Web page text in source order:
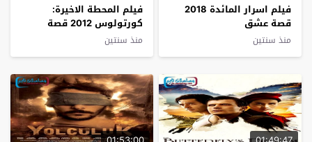
فيلم اسرار المائدة 2018
قصة عشق
منذ سنتين
فيلم المحطة الاخيرة:
كورتولوس 2012 قصة
عشق
منذ سنتين